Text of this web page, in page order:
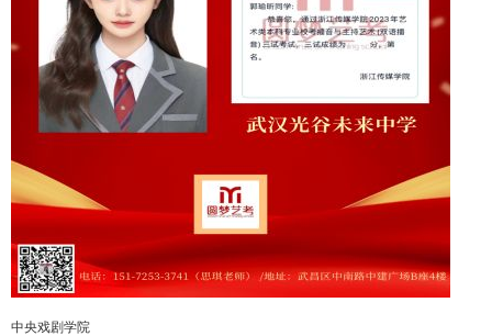
中央戏剧学院